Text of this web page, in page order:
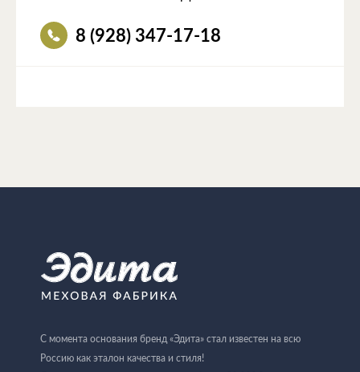
8 (928) 347-17-18
С момента основания бренд «Эдита» стал известен на всю
Россию как эталон качества и стиля!